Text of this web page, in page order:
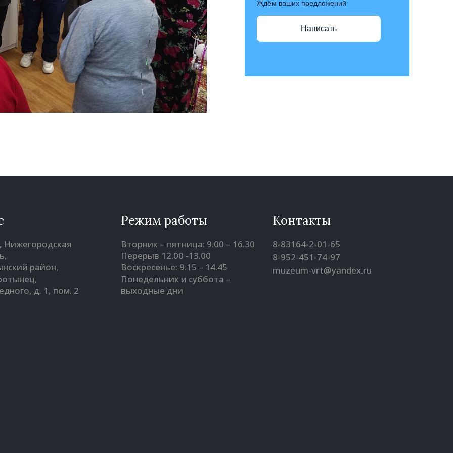
Ждём ваших предложений
Написать
Нижегородская
район,
д. 1, пом. 2
Режим работы
Вторник – пятница: 9.00 – 16.30
Перерыв 12.00 -13.00
Воскресенье: 9.15 – 14.45
Понедельник и суббота –
выходные дни
Контакты
8-83164-2-01-65
8-952-451-74-97
muzeum-vrt@yandex.ru